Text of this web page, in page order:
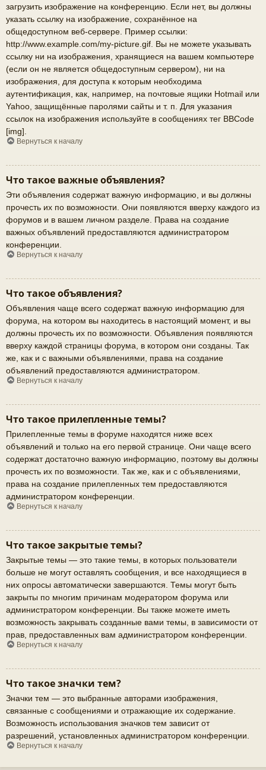
загрузить изображение на конференцию. Если нет, вы должны
указать ссылку на изображение, сохранённое на
общедоступном веб-сервере. Пример ссылки:
http://www.example.com/my-picture.gif. Вы не можете указывать
ссылку ни на изображения, хранящиеся на вашем компьютере
(если он не является общедоступным сервером), ни на
изображения, для доступа к которым необходима
аутентификация, как, например, на почтовые ящики Hotmail или
Yahoo, защищённые паролями сайты и т. п. Для указания
ссылок на изображения используйте в сообщениях тег BBCode
[img].
Вернуться к началу
Что такое важные объявления?
Эти объявления содержат важную информацию, и вы должны
прочесть их по возможности. Они появляются вверху каждого из
форумов и в вашем личном разделе. Права на создание
важных объявлений предоставляются администратором
конференции.
Вернуться к началу
Что такое объявления?
Объявления чаще всего содержат важную информацию для
форума, на котором вы находитесь в настоящий момент, и вы
должны прочесть их по возможности. Объявления появляются
вверху каждой страницы форума, в котором они созданы. Так
же, как и с важными объявлениями, права на создание
объявлений предоставляются администратором.
Вернуться к началу
Что такое прилепленные темы?
Прилепленные темы в форуме находятся ниже всех
объявлений и только на его первой странице. Они чаще всего
содержат достаточно важную информацию, поэтому вы должны
прочесть их по возможности. Так же, как и с объявлениями,
права на создание прилепленных тем предоставляются
администратором конференции.
Вернуться к началу
Что такое закрытые темы?
Закрытые темы — это такие темы, в которых пользователи
больше не могут оставлять сообщения, и все находящиеся в
них опросы автоматически завершаются. Темы могут быть
закрыты по многим причинам модератором форума или
администратором конференции. Вы также можете иметь
возможность закрывать созданные вами темы, в зависимости от
прав, предоставленных вам администратором конференции.
Вернуться к началу
Что такое значки тем?
Значки тем — это выбранные авторами изображения,
связанные с сообщениями и отражающие их содержание.
Возможность использования значков тем зависит от
разрешений, установленных администратором конференции.
Вернуться к началу